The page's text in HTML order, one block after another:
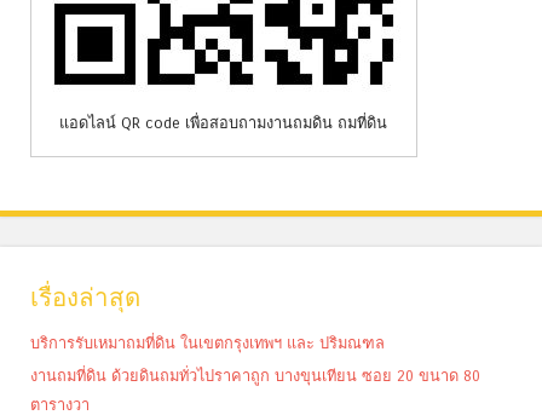
แอดไลน์ QR code เพื่อสอบถามงานถมดิน ถมที่ดิน
เรื่องล่าสุด
บริการรับเหมาถมที่ดิน ในเขตกรุงเทพฯ และ ปริมณฑล
งานถมที่ดิน ด้วยดินถมทั่วไปราคาถูก บางขุนเทียน ซอย 20 ขนาด 80
ตารางวา